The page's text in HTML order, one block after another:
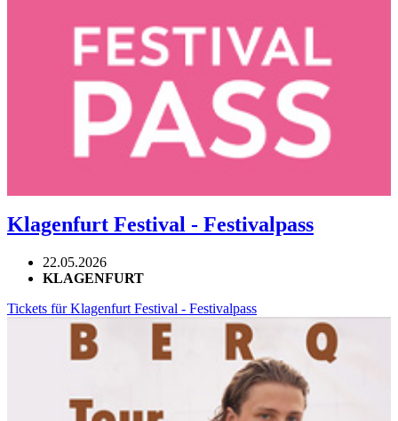
Klagenfurt Festival - Festivalpass
22.05.2026
KLAGENFURT
Tickets für Klagenfurt Festival - Festivalpass